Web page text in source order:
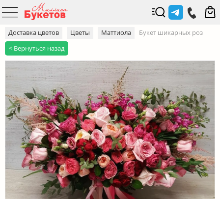
Доставка цветов Цветы Маттиола
Букет шикарных роз
< Вернуться назад